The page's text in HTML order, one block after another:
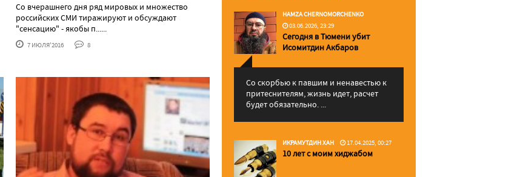
Со вчерашнего дня ряд мировых и множество
российских СМИ тиражируют и обсуждают
"сенсацию" - якобы п......
7 ИЮЛЯ'2016 8
HAMZA CHERNOMORCHENKO
03.06.2026, 23:29
Сегодня в Тюмени убит
Исомитдин Акбаров
Со скорбью к павшим и ненавестью к
притеснителям, жизнь идет, расчет
будет обязательно. ...
ИКРАМУТДИН ХАН 17.04.2025, 00:27
10 лет с моим хиджабом